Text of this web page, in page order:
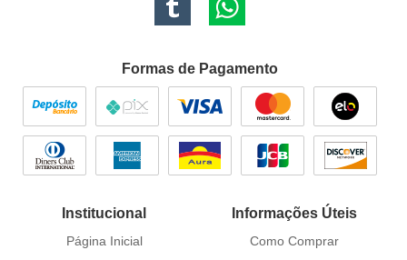
Formas de Pagamento
Institucional
Página Inicial
Informações Úteis
Como Comprar